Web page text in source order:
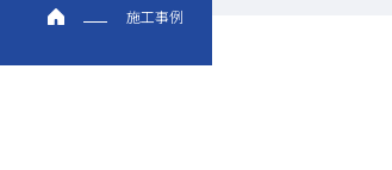
施工事例